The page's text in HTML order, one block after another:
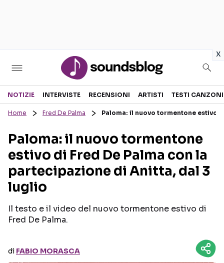
x
Sezioni
RECENSIONI MUSICALI
INTERVISTE
GOSSIP E CURIOSITÀ
TESTI CANZONI
TOUR ED EVENTI
TALENT SHOW
Seguici sui social
NOTIZIE INTERVISTE RECENSIONI ARTISTI TESTI CANZONI
Home Fred De Palma Paloma: il nuovo tormentone estivo
Paloma: il nuovo tormentone
estivo di Fred De Palma con la
partecipazione di Anitta, dal 3
luglio
Il testo e il video del nuovo tormentone estivo di
Fred De Palma.
di FABIO MORASCA